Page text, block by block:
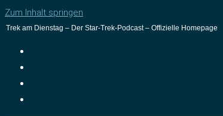
Zum Inhalt springen
Trek am Dienstag – Der Star-Trek-Podcast – Offizielle Homepage